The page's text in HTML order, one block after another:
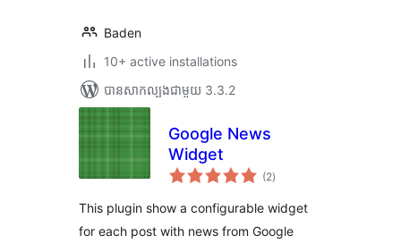
Baden
10+ active installations
បាន​សាកល្បង​ជាមួយ 3.3.2
Google News
Widget
(2ការ
វាយ
សរុប
)
This plugin show a configurable widget
for each post with news from Google